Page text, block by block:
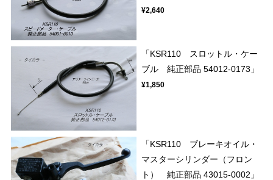
¥2,640
「KSR110 スロットル・ケー
ブル 純正部品 54012-0173」
¥1,850
「KSR110 ブレーキオイル・
マスターシリンダー（フロン
ト） 純正部品 43015-0002」